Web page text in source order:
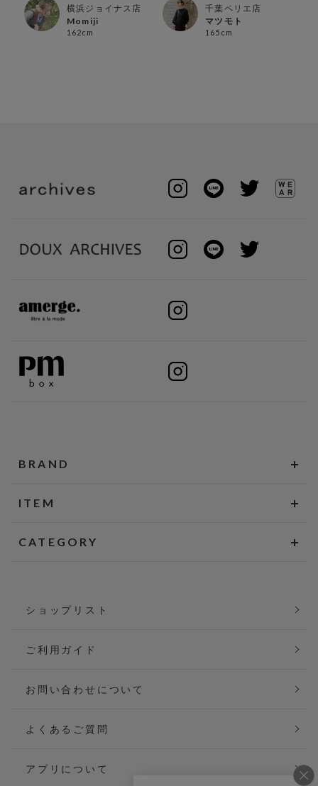
横浜ジョイナス店
Momiji
162cm
千葉ペリエ店
マツモト
165cm
BRAND
ITEM
CATEGORY
ショップリスト
ご利用ガイド
お問い合わせについて
よくあるご質問
アプリについて